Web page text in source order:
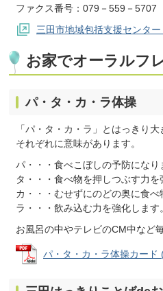
ファクス番号：079－559－5707
三田市地域包括支援センタ
お家でオーラルフ
パ・タ・カ・ラ体操
「パ・タ・カ・ラ」とはっきり
それぞれに意味があります。
パ・・・食べこぼしの予防になり
タ・・・食べ物を押しつぶす力を
カ・・・むせずにのどの奥に食べ
ラ・・・飲み込む力を強化します。
お風呂の中やテレビのCM中など
パ・タ・カ・ラ体操カード